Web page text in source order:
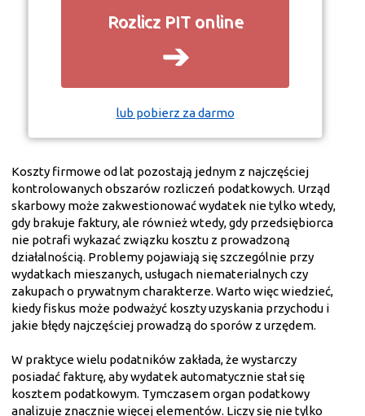
Rozlicz PIT online
➔
lub pobierz za darmo
Koszty firmowe od lat pozostają jednym z najczęściej
kontrolowanych obszarów rozliczeń podatkowych. Urząd
skarbowy może zakwestionować wydatek nie tylko wtedy,
gdy brakuje faktury, ale również wtedy, gdy przedsiębiorca
nie potrafi wykazać związku kosztu z prowadzoną
działalnością. Problemy pojawiają się szczególnie przy
wydatkach mieszanych, usługach niematerialnych czy
zakupach o prywatnym charakterze. Warto więc wiedzieć,
kiedy fiskus może podważyć koszty uzyskania przychodu i
jakie błędy najczęściej prowadzą do sporów z urzędem.
W praktyce wielu podatników zakłada, że wystarczy
posiadać fakturę, aby wydatek automatycznie stał się
kosztem podatkowym. Tymczasem organ podatkowy
analizuje znacznie więcej elementów. Liczy się nie tylko